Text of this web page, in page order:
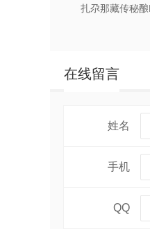
扎尕那藏传秘
在线留言
姓名
手机
QQ